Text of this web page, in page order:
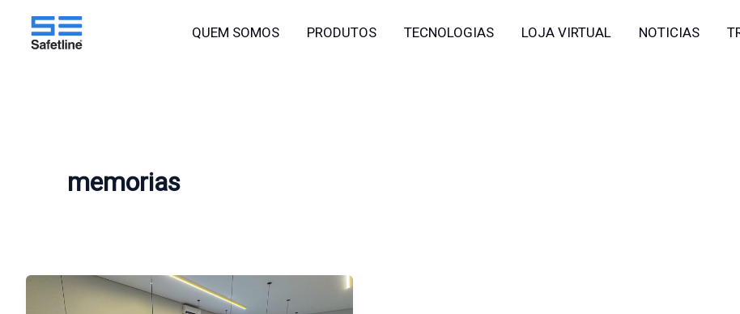
conteúdo
QUEM SOMOS PRODUTOS TECNOLOGIAS LOJA VIRTUAL NOTICIAS
memorias